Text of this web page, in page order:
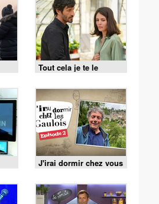
Tout cela je te le
donnerai
J'irai dormir chez vous